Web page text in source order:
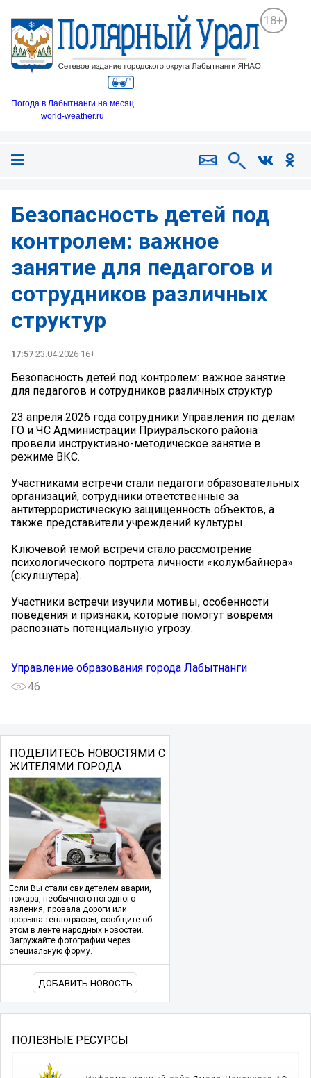
18+
Погода в Лабытнанги на месяц
world-weather.ru
Безопасность детей под
контролем: важное
занятие для педагогов и
сотрудников различных
структур
17:57 23.04.2026 16+
Безопасность детей под контролем: важное занятие
для педагогов и сотрудников различных структур
23 апреля 2026 года сотрудники Управления по делам
ГО и ЧС Администрации Приуральского района
провели инструктивно-методическое занятие в
режиме ВКС.
Участниками встречи стали педагоги образовательных
организаций, сотрудники ответственные за
антитеррористическую защищенность объектов, а
также представители учреждений культуры.
Ключевой темой встречи стало рассмотрение
психологического портрета личности «колумбайнера»
(скулшутера).
Участники встречи изучили мотивы, особенности
поведения и признаки, которые помогут вовремя
распознать потенциальную угрозу.
Управление образования города Лабытнанги
46
ПОДЕЛИТЕСЬ НОВОСТЯМИ С
ЖИТЕЛЯМИ ГОРОДА
Если Вы стали свидетелем аварии,
пожара, необычного погодного
явления, провала дороги или
прорыва теплотрассы, сообщите об
этом в ленте народных новостей.
Загружайте фотографии через
специальную форму.
ДОБАВИТЬ НОВОСТЬ
ПОЛЕЗНЫЕ РЕСУРСЫ